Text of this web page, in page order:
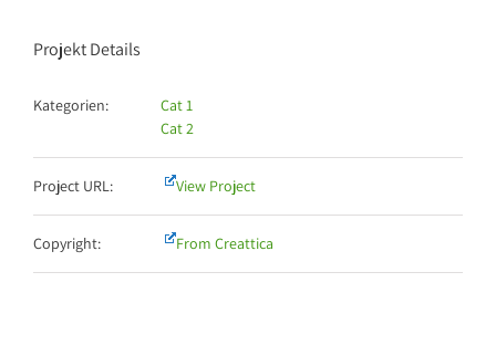
Projekt Details
Kategorien:
Cat 1
Cat 2
Project URL: View Project
Copyright: From Creattica